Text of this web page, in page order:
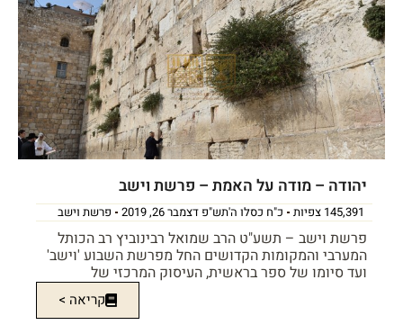
יהודה – מודה על האמת – פרשת וישב
145,391 צפיות כ"ח כסלו ה'תש"פ דצמבר 26, 2019 פרשת וישב
פרשת וישב – תשע"ט הרב שמואל רבינוביץ רב הכותל
המערבי והמקומות הקדושים החל מפרשת השבוע 'וישב'
ועד סיומו של ספר בראשית, העיסוק המרכזי של
קריאה >